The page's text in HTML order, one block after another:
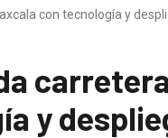
con tecnología y
y